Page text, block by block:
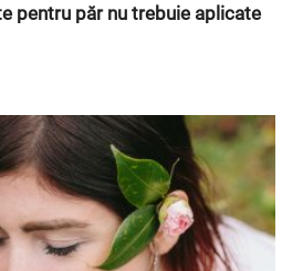
pentru păr nu trebuie aplicate